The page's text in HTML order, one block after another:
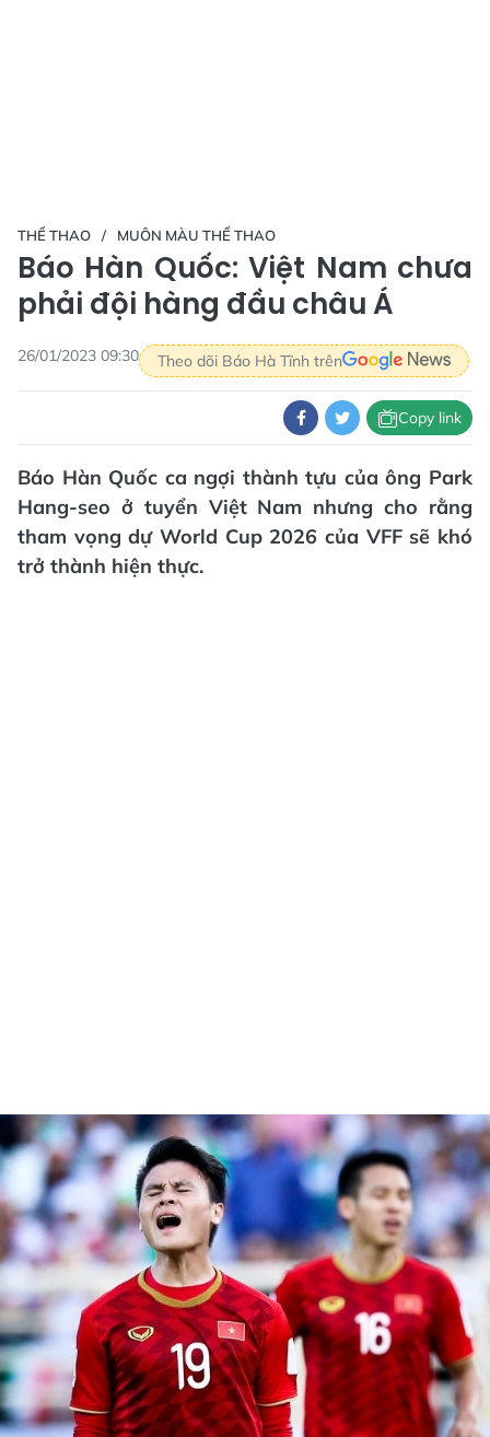
THỂ THAO MUÔN MÀU THỂ THAO
Báo Hàn Quốc: Việt Nam chưa
phải đội hàng đầu châu Á
26/01/2023 09:30 Theo dõi Báo Hà Tĩnh trên
Copy link
Báo Hàn Quốc ca ngợi thành tựu của ông Park
Hang-seo ở tuyển Việt Nam nhưng cho rằng
tham vọng dự World Cup 2026 của VFF sẽ khó
trở thành hiện thực.